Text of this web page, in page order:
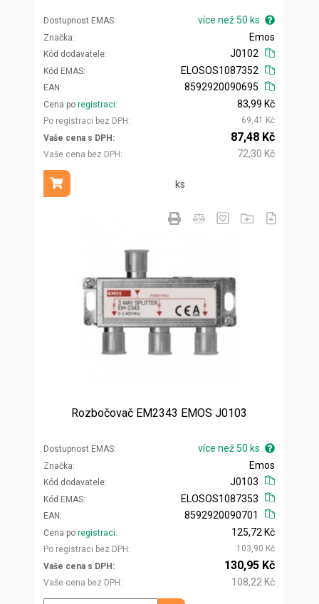
Dostupnost EMAS více než 50 ks
Značka
Kód dodavatele
Emos
J0102
Kód EMAS
EAN
ELOSOS1087352
8592920090695
Cena po registraci
Po registraci bez DPH
83,99 Kč
69,41 Kč
Vaše cena s DPH
Vaše cena bez DPH
87,48 Kč
72,30 Kč
ks
Přidat do košíku
Rozbočovač EM2343 EMOS J0103
Dostupnost EMAS více než 50 ks
Značka
Kód dodavatele
Emos
J0103
Kód EMAS
EAN
ELOSOS1087353
8592920090701
Cena po registraci
Po registraci bez DPH
125,72 Kč
103,90 Kč
Vaše cena s DPH
Vaše cena bez DPH
130,95 Kč
108,22 Kč